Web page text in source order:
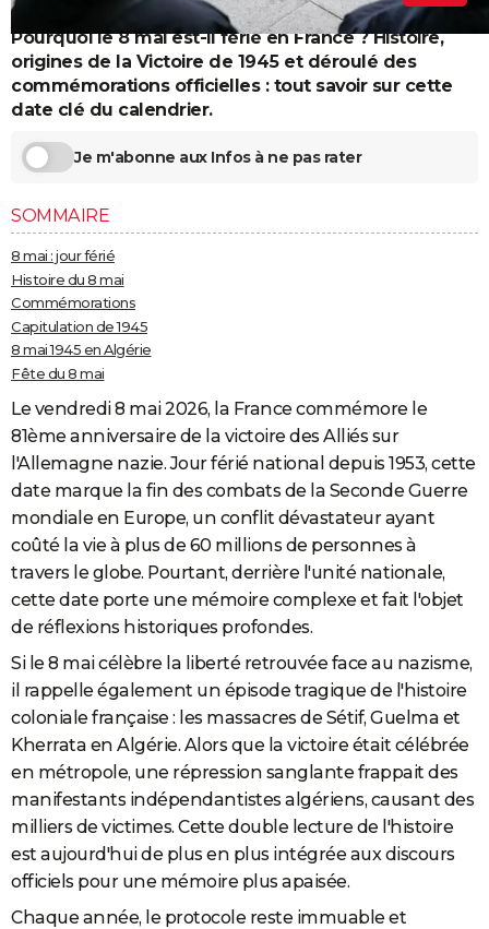
GUIDES D'ACHAT
BONS PLANS
CARTE DE VOEUX
PROGRAMME TV
COPAINS D'AVANT
S'inscrire
Se connecter
Lycées
Collèges
Primaires
Universités
Entreprises
Service militaire
Avis de recherche
AVIS DE DÉCÈS
FORUM
Bricolage
Lifestyle
Culture
Sport
Auto
Television
Voyage
Cinema
Pourquoi le 8 mai est-il férié en France ? Histoire,
origines de la Victoire de 1945 et déroulé des
commémorations officielles : tout savoir sur cette
date clé du calendrier.
Je m'abonne aux Infos à ne pas rater
SOMMAIRE
8 mai : jour férié
Histoire du 8 mai
Commémorations
Capitulation de 1945
8 mai 1945 en Algérie
Fête du 8 mai
Le vendredi 8 mai 2026, la France commémore le
81ème anniversaire de la victoire des Alliés sur
l'Allemagne nazie. Jour férié national depuis 1953, cette
date marque la fin des combats de la Seconde Guerre
mondiale en Europe, un conflit dévastateur ayant
coûté la vie à plus de 60 millions de personnes à
travers le globe. Pourtant, derrière l'unité nationale,
cette date porte une mémoire complexe et fait l'objet
de réflexions historiques profondes.
Si le 8 mai célèbre la liberté retrouvée face au nazisme,
il rappelle également un épisode tragique de l'histoire
coloniale française : les massacres de Sétif, Guelma et
Kherrata en Algérie. Alors que la victoire était célébrée
en métropole, une répression sanglante frappait des
manifestants indépendantistes algériens, causant des
milliers de victimes. Cette double lecture de l'histoire
est aujourd'hui de plus en plus intégrée aux discours
officiels pour une mémoire plus apaisée.
Chaque année, le protocole reste immuable et